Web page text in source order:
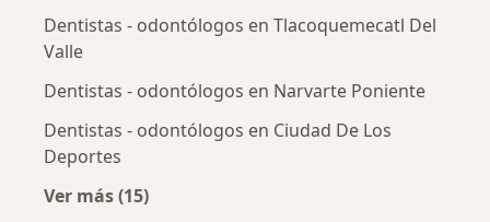
Dentistas - odontólogos en Tlacoquemecatl Del
Valle
Dentistas - odontólogos en Narvarte Poniente
Dentistas - odontólogos en Ciudad De Los
Deportes
Ver más (15)